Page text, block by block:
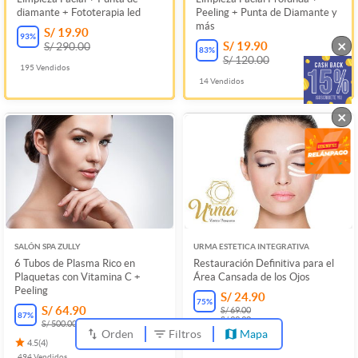
diamante + Fototerapia led
93% S/ 19.90
S/ 290.00
195 Vendidos
Peeling + Punta de Diamante y
más
83% S/ 19.90
S/ 120.00
14Vendidos
SALÓN SPA ZULLY
6 Tubos de Plasma Rico en
Plaquetas con Vitamina C +
Peeling
87% S/ 64.90
S/ 500.00
4.5(4)
URMA ESTETICA INTEGRATIVA
Restauración Definitiva para el
Área Cansada de los Ojos
75% S/ 24.90
S/ 69.00
S/ 99.90
29
Vendidos
Orden Filtros Mapa
×
×